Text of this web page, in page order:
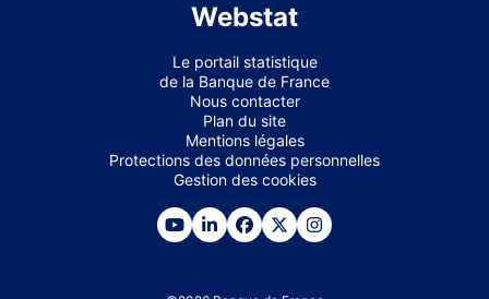
Webstat
Le portail statistique
de la Banque de France
Nous contacter
Plan du site
Mentions légales
Protections des données personnelles
Gestion des cookies